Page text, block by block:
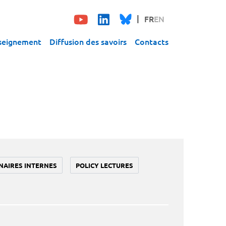
FREN
Diffusion des savoirs Contacts
INTERNES POLICY LECTURES